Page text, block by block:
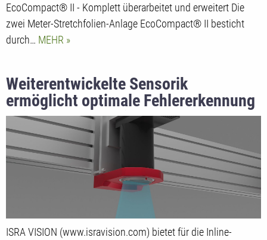
EcoCompact® II - Komplett überarbeitet und erweitert Die
zwei Meter-Stretchfolien-Anlage EcoCompact® II besticht
durch… MEHR
Weiterentwickelte Sensorik
ermöglicht optimale Fehlererkennung
bei Inline-Inspektion von
Polarisationsfolien
ISRA VISION (www.isravision.com) bietet für die Inline-